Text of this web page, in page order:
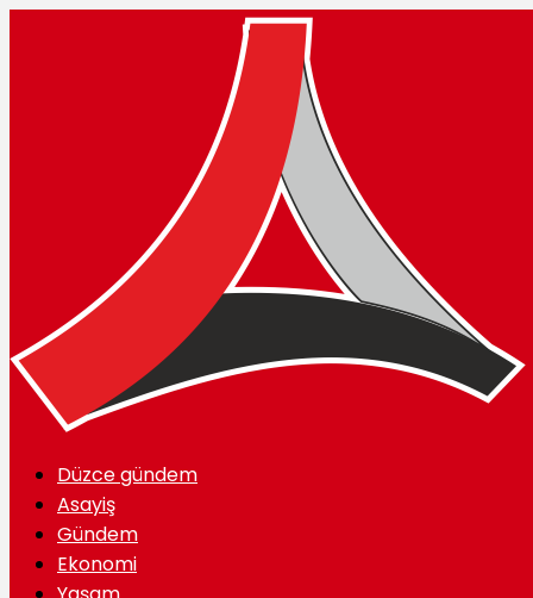
Düzce gündem
Asayiş
Gündem
Ekonomi